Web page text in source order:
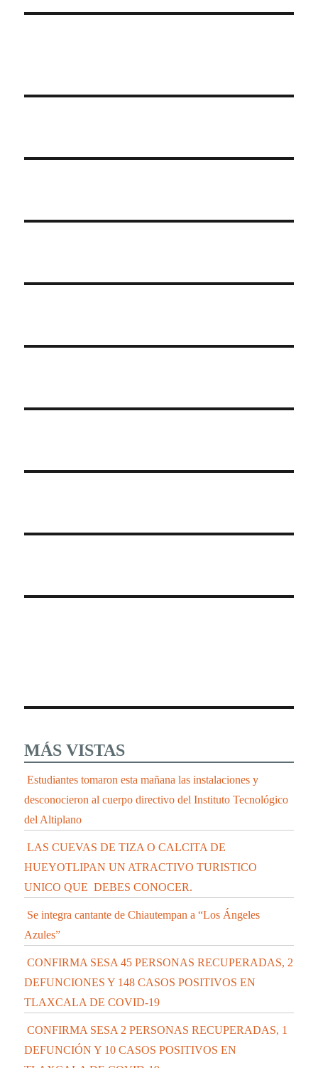
MÁS VISTAS
Estudiantes tomaron esta mañana las instalaciones y
desconocieron al cuerpo directivo del Instituto Tecnológico
del Altiplano
LAS CUEVAS DE TIZA O CALCITA DE
HUEYOTLIPAN UN ATRACTIVO TURISTICO
UNICO QUE DEBES CONOCER.
Se integra cantante de Chiautempan a “Los Ángeles
Azules”
CONFIRMA SESA 45 PERSONAS RECUPERADAS, 2
DEFUNCIONES Y 148 CASOS POSITIVOS EN
TLAXCALA DE COVID-19
CONFIRMA SESA 2 PERSONAS RECUPERADAS, 1
DEFUNCIÓN Y 10 CASOS POSITIVOS EN